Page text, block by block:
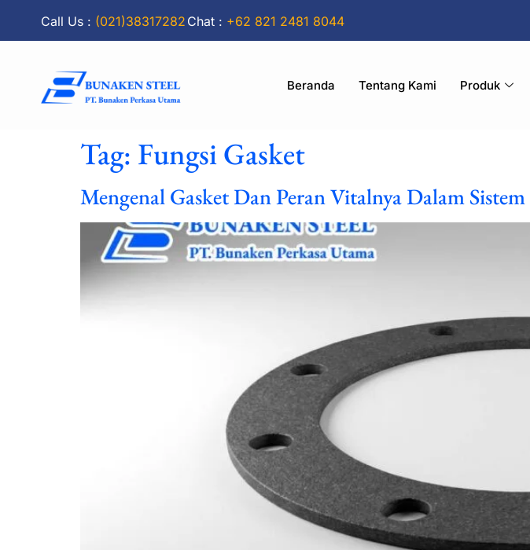
Call Us : (021)38317282 Chat : +62 821 2481 8044
Beranda Tentang Kami Produk
Tag: Fungsi Gasket
Mengenal Gasket Dan Peran Vitalnya Dalam